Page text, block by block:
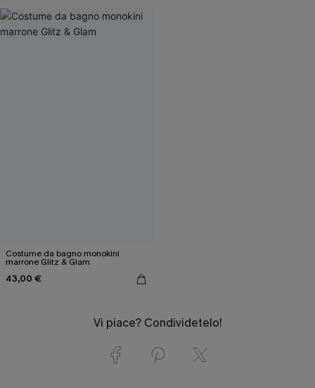
Costume da bagno monokini
marrone Glitz & Glam
43,00 €
Vi piace? Condividetelo!